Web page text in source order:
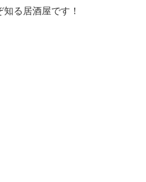
る居酒屋です！